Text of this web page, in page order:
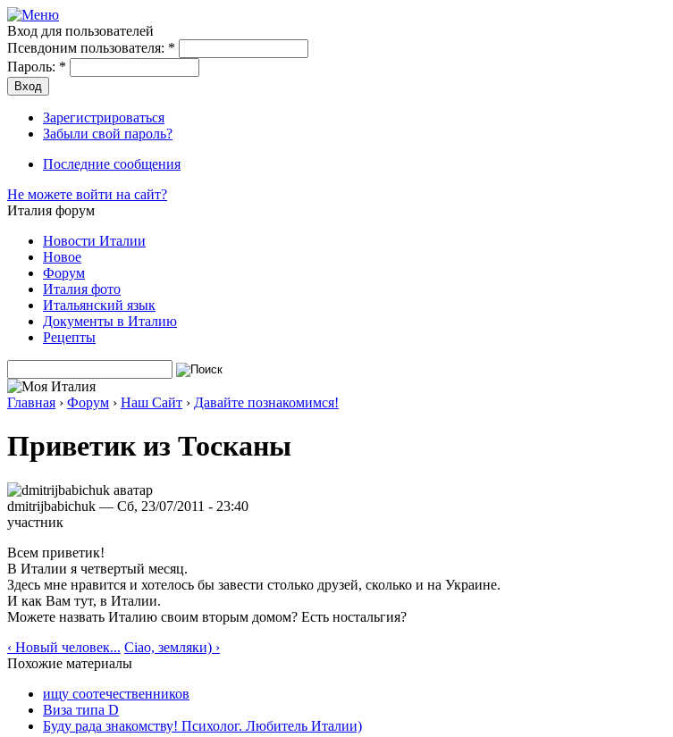
Вход для пользователей
Псевдоним пользователя: *
Пароль: *
Зарегистрироваться
Забыли свой пароль?
Последние сообщения
Не можете войти на сайт?
Италия форум
Новости Италии
Новое
Форум
Италия фото
Итальянский язык
Документы в Италию
Рецепты
Главная › Форум › Наш Сайт › Давайте познакомимся!
Приветик из Тосканы
dmitrijbabichuk — Сб, 23/07/2011 - 23:40
участник
Всем приветик!
В Италии я четвертый месяц.
Здесь мне нравится и хотелось бы завести столько друзей, сколько и на Украине.
И как Вам тут, в Италии.
Можете назвать Италию своим вторым домом? Есть ностальгия?
‹ Новый человек... Ciao, земляки) ›
Похожие материалы
ищу соотечественников
Виза типа D
Буду рада знакомству! Психолог. Любитель Италии)